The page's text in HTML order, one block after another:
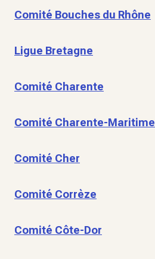
Comité Bouches du Rhône
Ligue Bretagne
Comité Charente
Comité Charente-Maritime
Comité Cher
Comité Corrèze
Comité Côte-Dor